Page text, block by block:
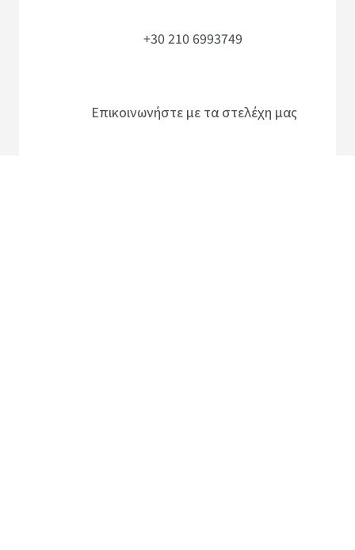
+30 210 6993749
Επικοινωνήστε με τα στελέχη μας